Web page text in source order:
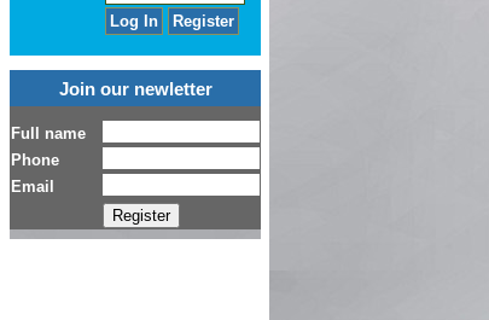
Join our newletter